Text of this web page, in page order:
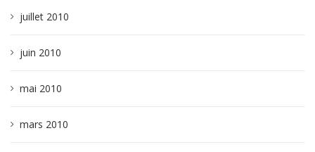
juillet 2010
juin 2010
mai 2010
mars 2010